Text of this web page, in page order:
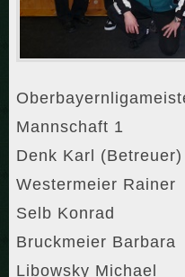
Mannschaft 1
Denk Karl (Betreuer)
Westermeier Rainer
Selb Konrad
Bruckmeier Barbara
Libowsky Michael